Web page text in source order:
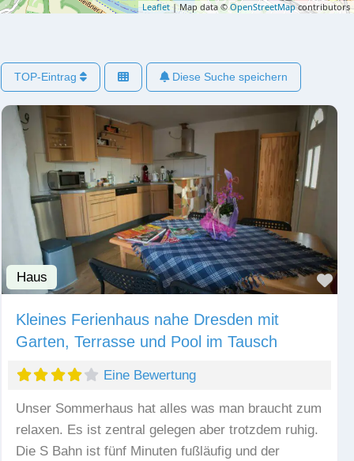
Leaflet | Map data ©OpenStreetMapcontributors
TOP-Eintrag Diese Suche speichern
Haus
Kleines Ferienhaus nahe Dresden mit
Garten, Terrasse und Pool im Tausch
Eine Bewertung
Unser Sommerhaus hat alles was man braucht zum
relaxen. Es ist zentral gelegen aber trotzdem ruhig.
Die S Bahn ist fünf Minuten fußläufig und der